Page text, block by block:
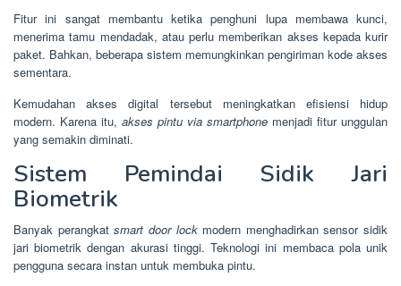
Fitur ini sangat membantu ketika penghuni lupa membawa kunci,
menerima tamu mendadak, atau perlu memberikan akses kepada kurir
paket. Bahkan, beberapa sistem memungkinkan pengiriman kode akses
sementara.
Kemudahan akses digital tersebut meningkatkan efisiensi hidup
modern. Karena itu, akses pintu via smartphone menjadi fitur unggulan
yang semakin diminati.
Sistem Pemindai Sidik Jari
Biometrik
Banyak perangkatsmart door lockmodern menghadirkan sensor sidik
jari biometrik dengan akurasi tinggi. Teknologi ini membaca pola unik
pengguna secara instan untuk membuka pintu.